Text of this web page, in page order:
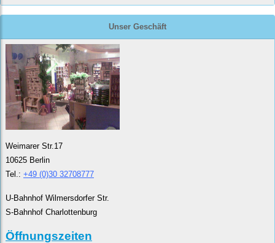
Unser Geschäft
Weimarer Str.17
10625 Berlin
Tel.: +49 (0)30 32708777
U-Bahnhof Wilmersdorfer Str.
S-Bahnhof Charlottenburg
Öffnungszeiten